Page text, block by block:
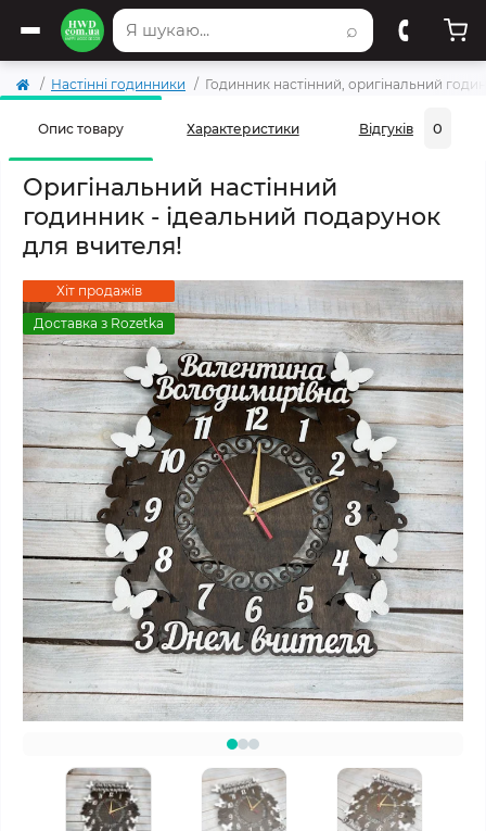
⌕
Настінні годинники Годинник настінний, оригінальний
Опис товару Характеристики Відгуків 0
Оригінальний настінний
годинник - ідеальний подарунок
для вчителя!
Хіт продажів
Доставка з Rozetka